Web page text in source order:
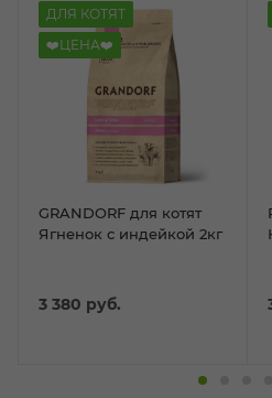
ДЛЯ КОТЯТ
❤️ЦЕНА❤️
GRANDORF для котят
Ягненок с индейкой 2кг
3 380 руб.